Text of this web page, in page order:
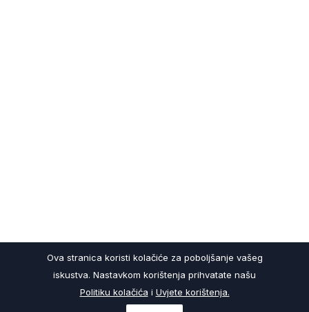
Ova stranica koristi kolačiće za poboljšanje vašeg
iskustva. Nastavkom korištenja prihvatate našu
Politiku kolačića i Uvjete korištenja.